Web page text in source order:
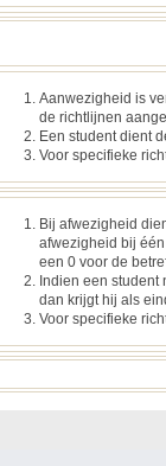
Aanwezigheid is
de richtlijnen
Een student dient
Voor specifieke
Bij afwezigheid
afwezigheid bij
een 0 voor de
Indien een
dan krijgt hij als
Voor specifieke